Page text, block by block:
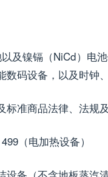
及镍镉（NiCd）电
数码设备，以及时钟
准商品法律、法规
（电加热设备）